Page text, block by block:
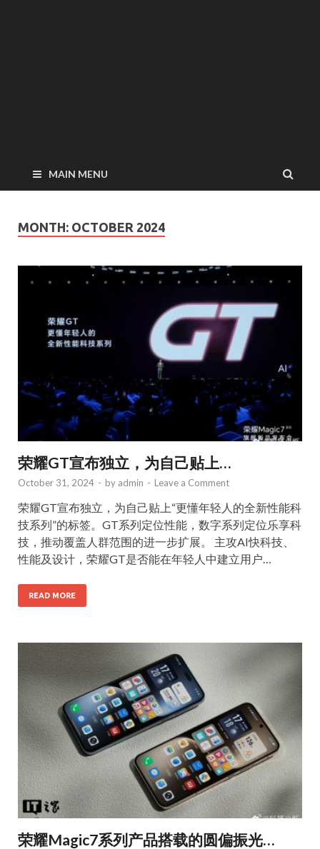
MAIN MENU
MONTH: OCTOBER 2024
荣耀GT宣布独立，为自己贴上…
October 31, 2024 - by admin - Leave a Comment
荣耀GT宣布独立，为自己贴上“更懂年轻人的全新性能科
技系列”的标签。GT系列定位性能，数字系列定位乐享科
技，推动覆盖人群范围的进一步扩展。 主攻AI快科技、
性能及设计，荣耀GT是否能在年轻人中建立用户…
READ MORE
荣耀Magic7系列产品搭载的圆偏振光…